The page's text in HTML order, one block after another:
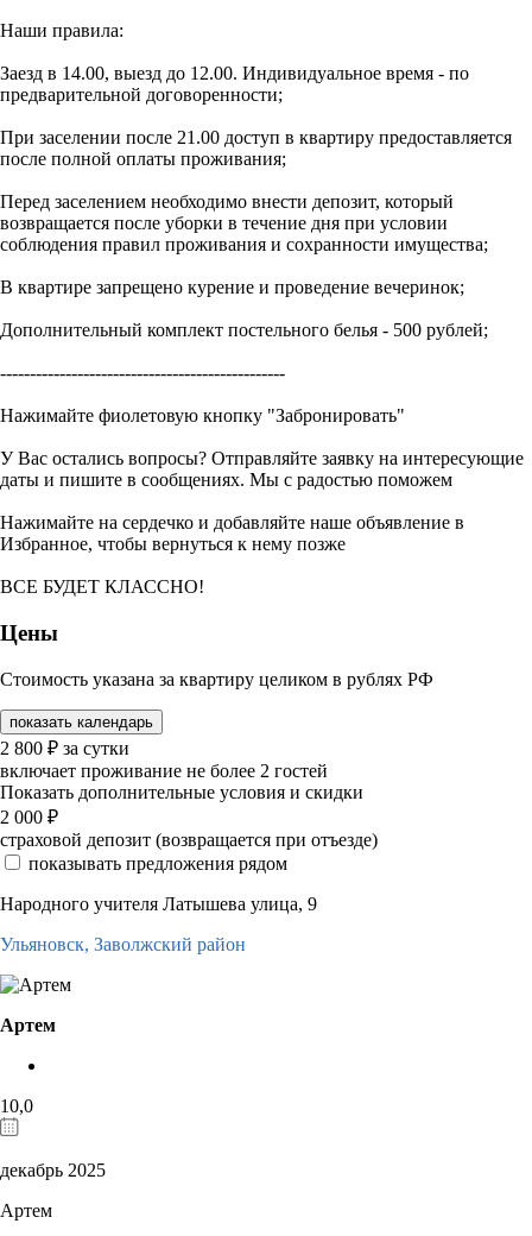
Наши правила:
Заезд в 14.00, выезд до 12.00. Индивидуальное время - по
предварительной договоренности;
При заселении после 21.00 доступ в квартиру предоставляется
после полной оплаты проживания;
Перед заселением необходимо внести депозит, который
возвращается после уборки в течение дня при условии
соблюдения правил проживания и сохранности имущества;
В квартире запрещено курение и проведение вечеринок;
Дополнительный комплект постельного белья - 500 рублей;
------------------------------------------------
Нажимайте фиолетовую кнопку "Забронировать"
У Вас остались вопросы? Отправляйте заявку на интересующие
даты и пишите в сообщениях. Мы с радостью поможем
Нажимайте на сердечко и добавляйте наше объявление в
Избранное, чтобы вернуться к нему позже
ВСЕ БУДЕТ КЛАССНО!
Цены
Стоимость указана за квартиру целиком в рублях РФ
показать календарь
2 800 ₽ за сутки
включает проживание не более 2 гостей
Показать дополнительные условия и скидки
2 000 ₽
страховой депозит (возвращается при отъезде)
показывать предложения рядом
Народного учителя Латышева улица, 9
Ульяновск, Заволжский район
Артем
10,0
декабрь 2025
Артем